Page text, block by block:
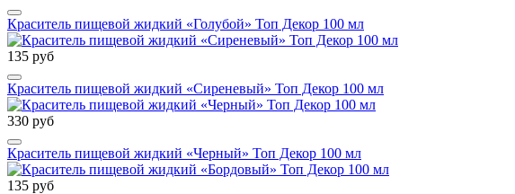
Краситель пищевой жидкий «Голубой» Топ Декор 100 мл
135 руб
Краситель пищевой жидкий «Сиреневый» Топ Декор 100 мл
330 руб
Краситель пищевой жидкий «Черный» Топ Декор 100 мл
135 руб